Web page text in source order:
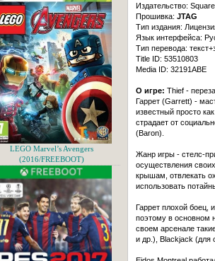
Издательство:
Прошивка: JTAG
Тип издания:
Язык интерфейса:
Тип перевода:
Title ID: 53510803
Media ID: 32191ABE
О игре: Thief -
Гаррет (Garrett) -
известный просто
страдает от
(Baron).
Жанр игры - стелс-
осуществления
крышам, отвлекать
использовать
Гаррет плохой боец,
поэтому в основном
своем арсенале
и др.), Blackjack (для
LEGO Marvel’s Avengers
(2016/FREEBOOT)